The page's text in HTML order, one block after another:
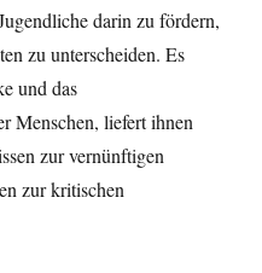
darin zu fördern,
zu unterscheiden. Es
und das
Menschen, liefert ihnen
zur vernünftigen
zur kritischen